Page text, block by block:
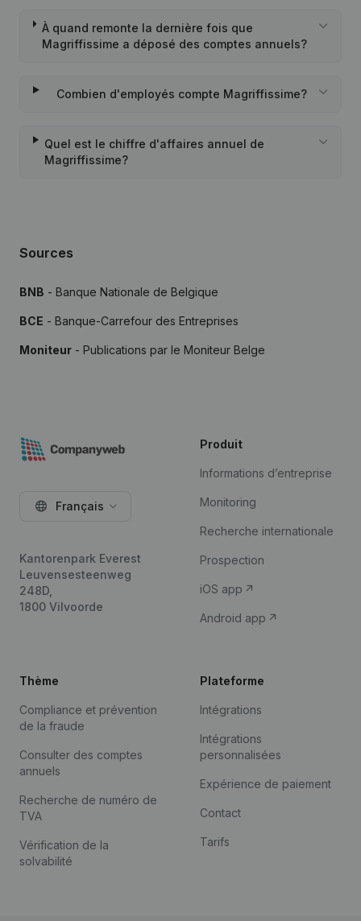
À quand remonte la dernière fois que
Magriffissime a déposé des comptes annuels?
Combien d'employés compte Magriffissime?
Quel est le chiffre d'affaires annuel de
Magriffissime?
Sources
BNB - Banque Nationale de Belgique
BCE - Banque-Carrefour des Entreprises
Moniteur - Publications par le Moniteur Belge
Français
Kantorenpark Everest
Leuvensesteenweg
248D,
1800 Vilvoorde
Produit
Informations d’entreprise
Monitoring
Recherche internationale
Prospection
iOS app
Android app
Thème
Compliance et prévention
de la fraude
Consulter des comptes
annuels
Recherche de numéro de
TVA
Vérification de la
solvabilité
Plateforme
Intégrations
Intégrations
personnalisées
Expérience de paiement
Contact
Tarifs